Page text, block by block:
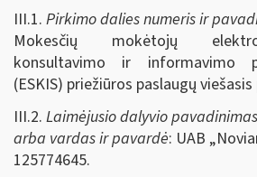
III.1. Pirkimo dalies numeris ir
Mokesčių mokėtojų
konsultavimo ir informavimo
(ESKIS) priežiūros paslaugų
III.2. Laimėjusio dalyvio
arba vardas ir pavardė: UAB
125774645.